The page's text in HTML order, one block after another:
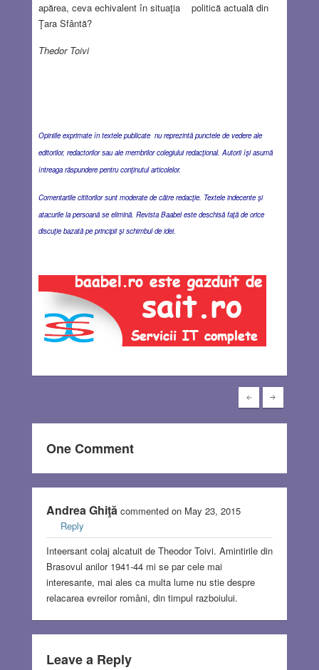
apărea, ceva echivalent în situaţia politică actuală din
Ţara Sfântă?
Thedor Toivi
Opiniile exprimate în textele publicate nu reprezintă punctele de vedere ale
editorilor, redactorilor sau ale membrilor colegiului redacţional. Autorii îşi asumă
întreaga răspundere pentru conţinutul articolelor.
Comentariile cititorilor sunt moderate de către redacţie. Textele indecente şi
atacurile la persoană se elimină. Revista Baabel este deschisă faţă de orice
discuţie bazată pe principii şi schimbul de idei.
One Comment
Andrea Ghiţăcommented on May 23, 2015
Reply
Inteersant colaj alcatuit de Theodor Toivi. Amintirile din
Brasovul anilor 1941-44 mi se par cele mai
interesante, mai ales ca multa lume nu stie despre
relacarea evreilor români, din timpul razboiului.
Leave a Reply